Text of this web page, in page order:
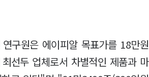
구원은 에이피알 목표가를 18만원
선두 업체로서 차별적인 제품과 마